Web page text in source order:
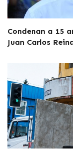
Condenan a 15
Juan Carlos